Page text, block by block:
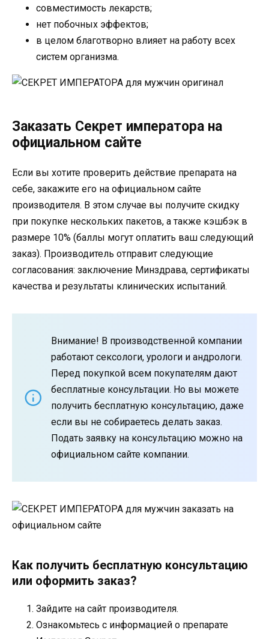
совместимость лекарств;
нет побочных эффектов;
в целом благотворно влияет на работу всех
систем организма.
Заказать Секрет императора на
официальном сайте
Если вы хотите проверить действие препарата на
себе, закажите его на официальном сайте
производителя. В этом случае вы получите скидку
при покупке нескольких пакетов, а также кэшбэк в
размере 10% (баллы могут оплатить ваш следующий
заказ). Производитель отправит следующие
согласования: заключение Минздрава, сертификаты
качества и результаты клинических испытаний.
Внимание! В производственной компании
работают сексологи, урологи и андрологи.
Перед покупкой всем покупателям дают
бесплатные консультации. Но вы можете
получить бесплатную консультацию, даже
если вы не собираетесь делать заказ.
Подать заявку на консультацию можно на
официальном сайте компании.
Как получить бесплатную консультацию
или оформить заказ?
Зайдите на сайт производителя.
Ознакомьтесь с информацией о препарате